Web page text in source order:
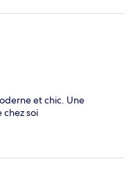
et chic. Une
chez soi